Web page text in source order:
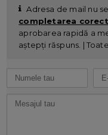
Adresa de mail nu
completarea
aprobarea rapidă a
aștepți răspuns. |